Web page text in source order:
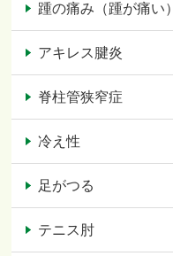
踵の痛み（踵が痛い）
アキレス腱炎
脊柱管狭窄症
冷え性
足がつる
テニス肘